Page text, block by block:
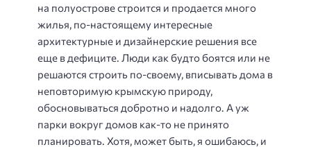
на полуострове строится и продается много
жилья, по-настоящему интересные
архитектурные и дизайнерские решения все
еще в дефиците. Люди как будто боятся или не
решаются строить по-своему, вписывать дома в
неповторимую крымскую природу,
обосновываться добротно и надолго. А уж
парки вокруг домов как-то не принято
планировать. Хотя, может быть, я ошибаюсь, и